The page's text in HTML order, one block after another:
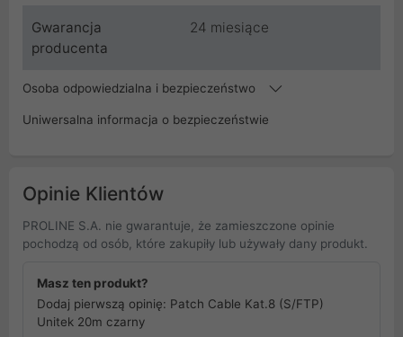
Gwarancja
producenta
24 miesiące
Osoba odpowiedzialna i bezpieczeństwo
Uniwersalna informacja o bezpieczeństwie
Opinie Klientów
PROLINE S.A. nie gwarantuje, że zamieszczone opinie
pochodzą od osób, które zakupiły lub używały dany produkt.
Masz ten produkt?
Dodaj pierwszą opinię: Patch Cable Kat.8 (S/FTP)
Unitek 20m czarny